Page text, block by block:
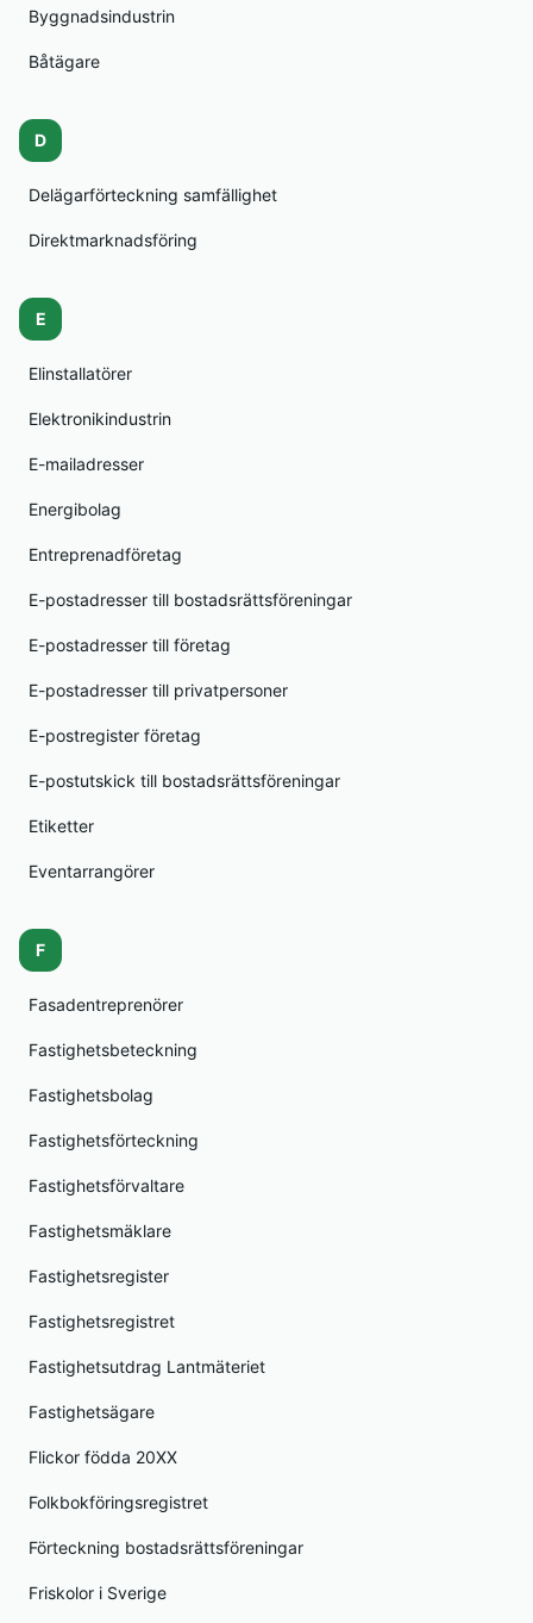
Byggnadsindustrin
Båtägare
D
Delägarförteckning samfällighet
Direktmarknadsföring
E
Elinstallatörer
Elektronikindustrin
E-mailadresser
Energibolag
Entreprenadföretag
E-postadresser till bostadsrättsföreningar
E-postadresser till företag
E-postadresser till privatpersoner
E-postregister företag
E-postutskick till bostadsrättsföreningar
Etiketter
Eventarrangörer
F
Fasadentreprenörer
Fastighetsbeteckning
Fastighetsbolag
Fastighetsförteckning
Fastighetsförvaltare
Fastighetsmäklare
Fastighetsregister
Fastighetsregistret
Fastighetsutdrag Lantmäteriet
Fastighetsägare
Flickor födda 20XX
Folkbokföringsregistret
Förteckning bostadsrättsföreningar
Friskolor i Sverige